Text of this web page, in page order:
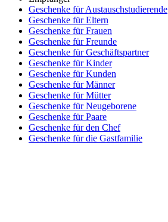
Geschenke für Austauschstudierende
Geschenke für Eltern
Geschenke für Frauen
Geschenke für Freunde
Geschenke für Geschäftspartner
Geschenke für Kinder
Geschenke für Kunden
Geschenke für Männer
Geschenke für Mütter
Geschenke für Neugeborene
Geschenke für Paare
Geschenke für den Chef
Geschenke für die Gastfamilie